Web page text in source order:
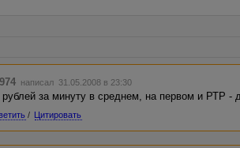
написал 31.05.2008 в 23:30
за минуту в среднем, на первом и РТР -
/ Цитировать